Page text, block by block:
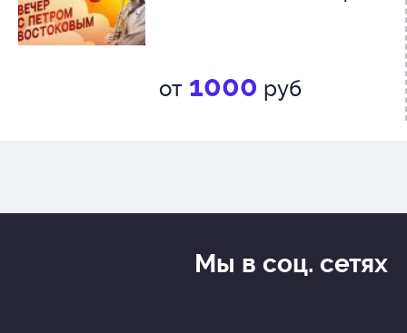
от 1000 руб
Мы в соц. сетях